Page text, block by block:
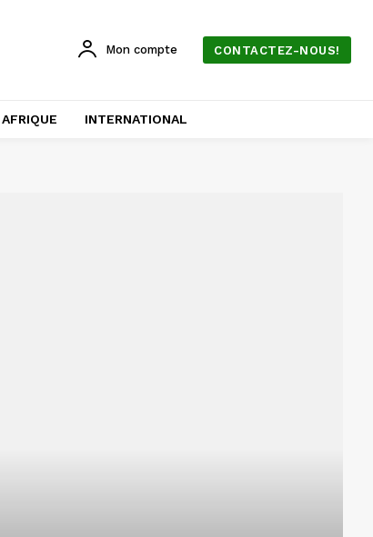
Mon compte CONTACTEZ-NOUS!
AFRIQUE INTERNATIONAL